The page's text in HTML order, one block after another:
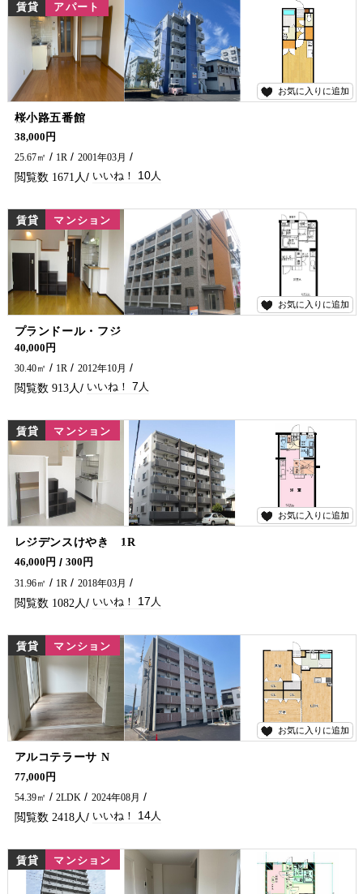
お気に入りに追加
賃貸 アパート
桜小路五番館
学生さん・単身の方におすすめのアパートです♪ 市役所・コンビニ・繁華街は徒歩圏内にあります(^^)/ 日当たり・風通しもGOOD★ 延岡市でアパート・マンションをお探しなら、五ヶ瀬不動産にお問い合わせください！！
38,000円
25.67㎡
1R 2001年03月
1671 10
お気に入りに追加
賃貸 マンション
プランドール・フジ
10号線沿いの便利な立地に空き物件出ました！！
40,000円
30.40㎡
1R 2012年10月
913 7
お気に入りに追加
賃貸 マンション
レジデンスけやき 1R
繁華街・イオンが近く便利な場所です オートロック・防犯カメラを完備していますので女性の方も安心♪ 便利な宅配BOX、エレベーター付です！ 延岡市のアパート・マンションについてお問い合わせは五ヶ瀬不動産まで！！
46,000円
300円
31.96㎡
1R 2018年03月
1082 17
お気に入りに追加
賃貸 マンション
アルコテラーサ N
延岡駅近くに2024年8月完成の築浅物件最上階に空予定がでました!(^^)! スーパーも歩いて行ける立地です♪ オートロック、防犯カメラ付き、宅配ボックス完備でセキュリティ万全です(^^♪ 延岡市のアパート・マンションについてお問い合わせは五ヶ瀬不動産まで！！
77,000円
54.39㎡
2LDK 2024年08月
2418 14
賃貸 マンション